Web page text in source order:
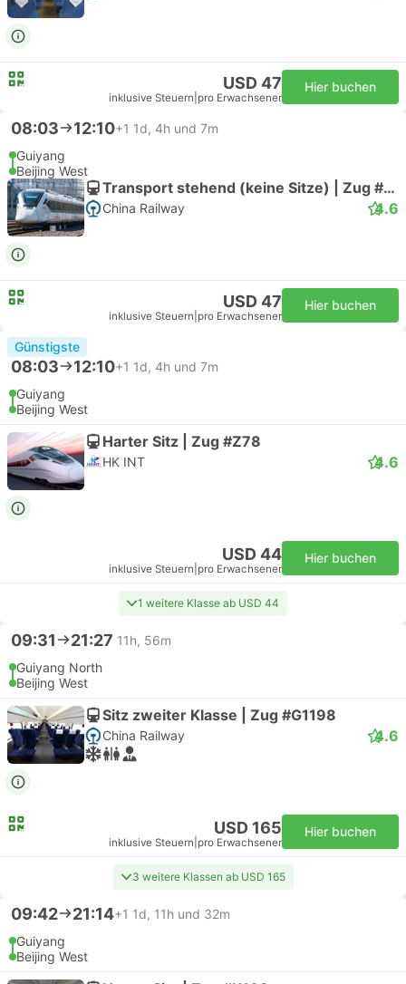
USD 47
inklusive Steuern pro Erwachsener
Hier buchen
08:03 12:10+1 1d, 4h und 7m
Guiyang
Beijing West
Transport stehend (keine Sitze) | Zug #Z78
China Railway 4.6
USD 47
inklusive Steuern pro Erwachsener
Hier buchen
Günstigste
08:03 12:10+1 1d, 4h und 7m
Guiyang
Beijing West
Harter Sitz | Zug #Z78
HK INT 4.6
USD 44
inklusive Steuern pro Erwachsener
Hier buchen
1 weitere Klasse ab USD 44
09:31 21:27 11h, 56m
Guiyang North
Beijing West
Sitz zweiter Klasse | Zug #G1198
China Railway 4.6
USD 165
inklusive Steuern pro Erwachsener
Hier buchen
3 weitere Klassen ab USD 165
09:42 21:14+1 1d, 11h und 32m
Guiyang
Beijing West